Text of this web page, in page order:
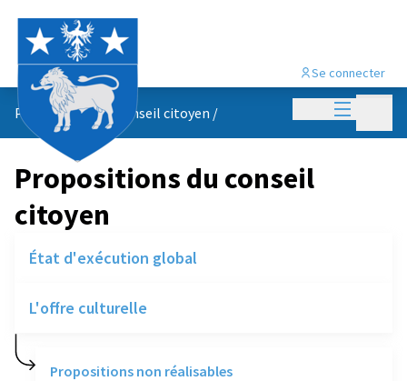
Menu
Se connecter
Propositions du conseil citoyen /
Propositions du conseil
citoyen
État d'exécution global
L'offre culturelle
Propositions non réalisables